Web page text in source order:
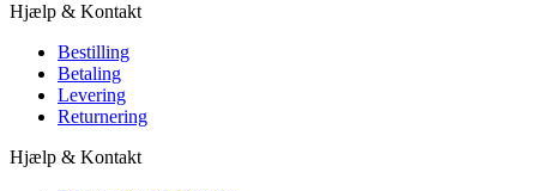
Hjælp & Kontakt
Bestilling
Betaling
Levering
Returnering
Hjælp & Kontakt